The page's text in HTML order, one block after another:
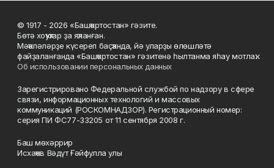
© 1917 - 2026 «Башҡортостан» гәзите.
Бөтә хоҡуҡтар ҙа яҡланған.
Мәҡәләләрҙе күсереп баҫҡанда, йә уларҙы өлөшләтә
файҙаланғанда «Башҡортостан» гәзитенә һылтанма яһау мотлаҡ.
Об использовании персональных данных
Зарегистрировано Федеральной службой по надзору в сфере
связи, информационных технологий и массовых
коммуникаций (РОСКОМНАДЗОР). Регистрационный номер:
серия ПИ ФС77-33205 от 11 сентября 2008 г.
Баш мөхәррир
Исхаҡов Вәдүт Ғәйфулла улы